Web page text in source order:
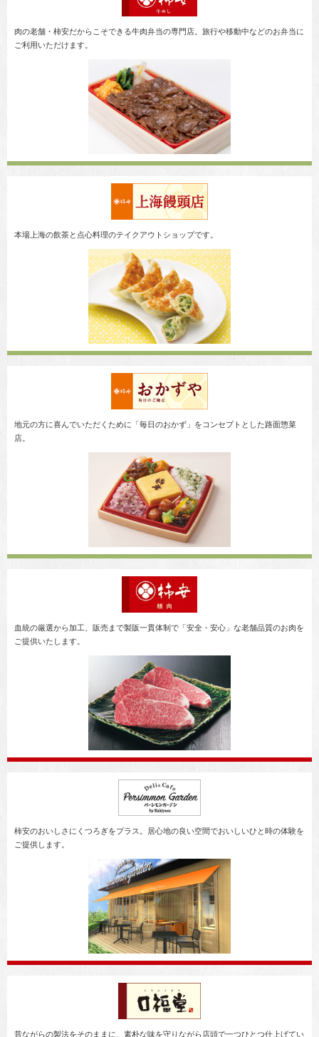
肉の老舗・柿安だからこそできる牛肉弁当の専門店。旅行や移動中などのお弁当に
ご利用いただけます。
本場上海の飲茶と点心料理のテイクアウトショップです。
地元の方に喜んでいただくために「毎日のおかず」をコンセプトとした路面惣菜
店。
血統の厳選から加工、販売まで製販一貫体制で「安全・安心」な老舗品質のお肉を
ご提供いたします。
柿安のおいしさにくつろぎをプラス。居心地の良い空間でおいしいひと時の体験を
ご提供します。
昔ながらの製法をそのままに、素朴な味を守りながら店頭で一つひとつ仕上げてい